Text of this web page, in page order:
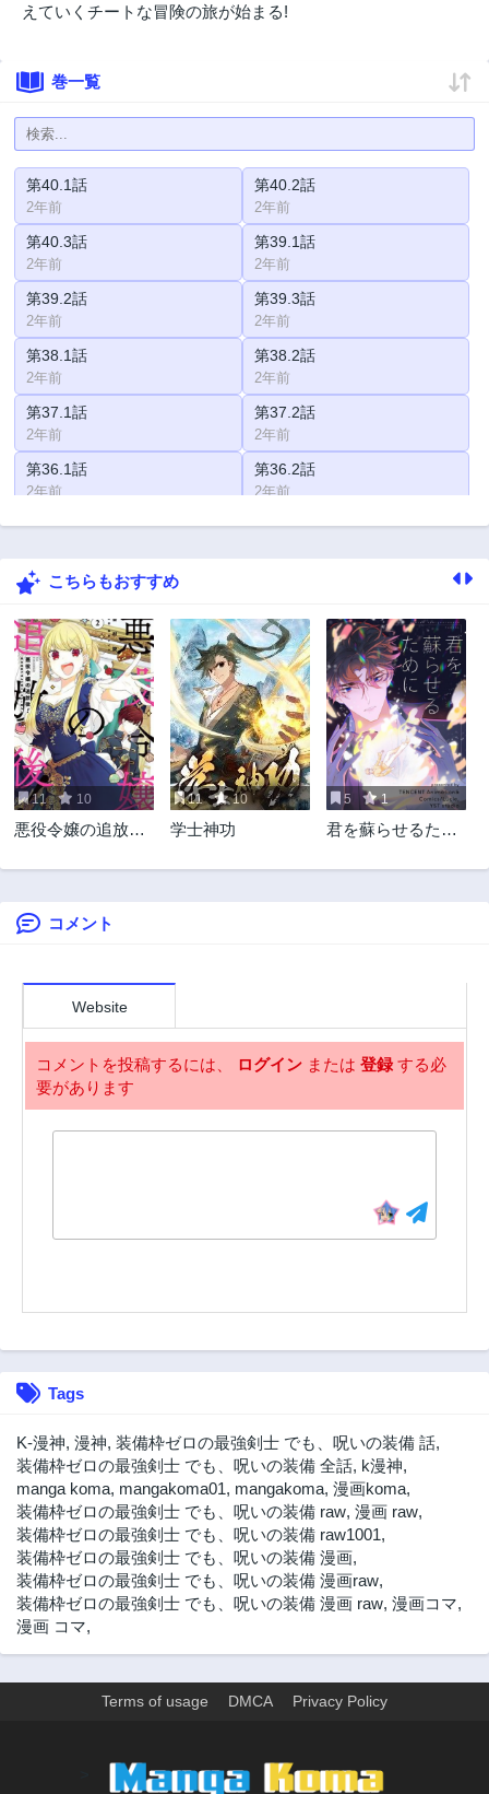
えていくチートな冒険の旅が始まる!
巻一覧
第40.1話
2年前
第40.2話
2年前
第40.3話
2年前
第39.1話
2年前
第39.2話
2年前
第39.3話
2年前
第38.1話
2年前
第38.2話
2年前
第37.1話
2年前
第37.2話
2年前
第36.1話
2年前
第36.2話
2年前
第35.1話 第35.2話
第34.1話
第33.1話
2年前
第33.2話
2年前
第32.1話
2年前
第32.2話
2年前
第31.1話
2年前
第31.2話
2年前
第30.1話
2年前
第30.2話
第29.1話 第29.2話
第28.1話
第27.1話
第26.1話
2年前
第26.2話
2年前
第25.1話
第18話
2年前
第16話
2年前
第15話
2年前
第14話
2年前
第13話
2年前
第12話
2年前
第11話
2年前
第9話
2年前
第8話
2年前 2年前
第2話
こちらもおすすめ
11 10
悪役令嬢の追放
んで悠々シスター
11 10
学士神功
5 1
君を蘇らせるため
コメント
Website
コメントを投稿するには、 ログイン または 登録する必
要があります
Tags
K-漫神, 漫神, 装備枠ゼロの最強剣士 でも、呪いの装備 話,
装備枠ゼロの最強剣士 でも、呪いの装備 全話, k漫神,
manga koma, mangakoma01, mangakoma, 漫画koma,
装備枠ゼロの最強剣士 でも、呪いの装備 raw, 漫画 raw,
装備枠ゼロの最強剣士 でも、呪いの装備 raw1001,
装備枠ゼロの最強剣士 でも、呪いの装備 漫画,
装備枠ゼロの最強剣士 でも、呪いの装備 漫画raw,
装備枠ゼロの最強剣士 でも、呪いの装備 漫画 raw, 漫画コマ,
漫画 コマ,
Terms of usage DMCA Privacy Policy